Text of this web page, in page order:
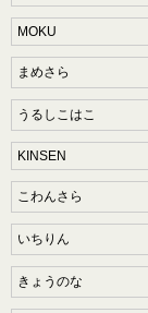
MOKU
まめさら
うるしこはこ
KINSEN
こわんさら
いちりん
きょうのな